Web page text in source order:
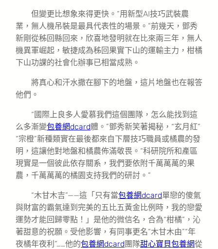
但變更比想象來得更快。“用新型AI技巧武裝農
業，無人機吊裝是最具代表性的場景。”前幾天，鄧秀
新剛從秭回縣回來，欣喜地發明就在比來兩三年，無人
機異軍崛起，敏捷成為秭回果實下山的運輸主力，柑橘
下山功課的社會化辦事已相當成熟。
將真心和汗水撒在腳下的地盤，這片地盤也在報答
他們。
“國際上良多人愛慕我們這個團隊，怎么能找到這
么多漸變包養網dcard體。”鄧秀新笑著揭秘，“玄月紅”
“宗橙”新種類實在最後都來自下層技巧職員或橘農的發
明，這讓他對地盤和橘農佈滿敬畏。“科研院所和產區
現實是一個彼此依存關系，我們要依附千萬萬萬的果
農，千萬萬萬的橘園支持我們的研討。”
“木甘木吉”——這「只有當包養網dcard單戀的傻氣
與財富的霸氣達到完美的五比五黃金比例時，我的戀愛
運勢才能回歸零點！」是他的微信名，合為“柑橘”，沁
著甜意的祝願。受他影響，有同事更名“木甘木由”“年
夜橘年夜利”……他的包養網dcard團隊甜心寶貝包養網從